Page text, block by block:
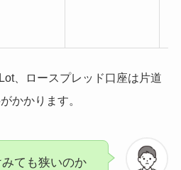
、ロースプレッド口座は片道
かかります。
ても狭いのか